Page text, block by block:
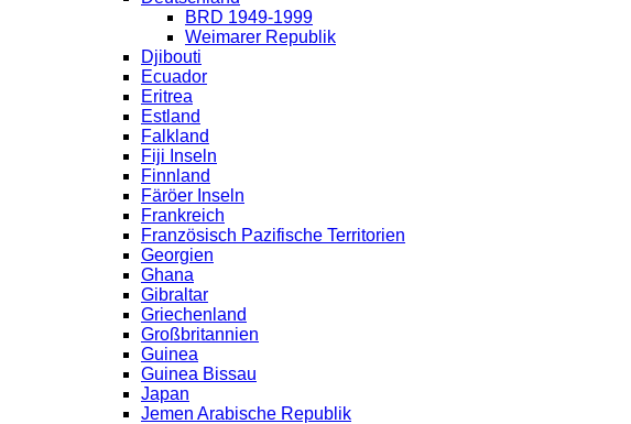
BRD 1949-1999
Weimarer Republik
Djibouti
Ecuador
Eritrea
Estland
Falkland
Fiji Inseln
Finnland
Färöer Inseln
Frankreich
Französisch Pazifische Territorien
Georgien
Ghana
Gibraltar
Griechenland
Großbritannien
Guinea
Guinea Bissau
Japan
Jemen Arabische Republik